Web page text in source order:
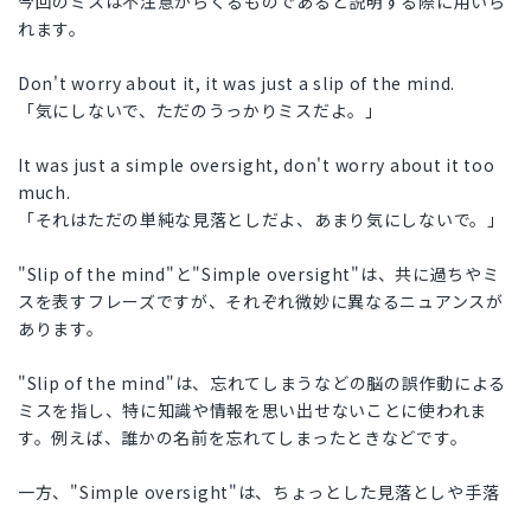
れます。
Don't worry about it, it was just a slip of the mind.
「気にしないで、ただのうっかりミスだよ。」
It was just a simple oversight, don't worry about it too
much.
「それはただの単純な見落としだよ、あまり気にしないで。」
"Slip of the mind"と"Simple oversight"は、共に過ちやミ
スを表すフレーズですが、それぞれ微妙に異なるニュアンスが
あります。
"Slip of the mind"は、忘れてしまうなどの脳の誤作動による
ミスを指し、特に知識や情報を思い出せないことに使われま
す。例えば、誰かの名前を忘れてしまったときなどです。
一方、"Simple oversight"は、ちょっとした見落としや手落